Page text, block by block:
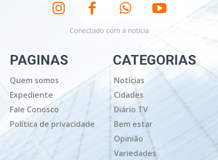
Conectado com a notícia
PAGINAS
Quem somos
Expediente
Fale Conosco
Política de privacidade
CATEGORIAS
Notícias
Cidades
Diário TV
Bem estar
Opinião
Variedades